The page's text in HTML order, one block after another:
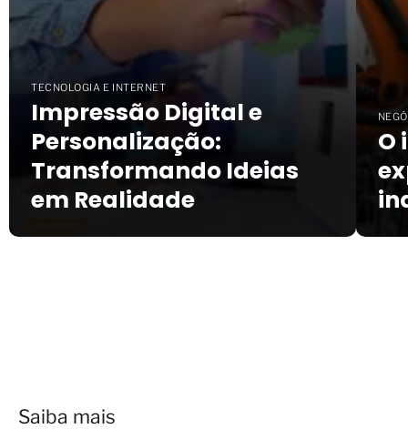
TECNOLOGIA E INTERNET
Impressão Digital e
Personalização:
Transformando Ideias
em Realidade
O
Saiba mais